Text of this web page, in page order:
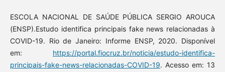
ESCOLA NACIONAL DE SAÚDE PÚBLICA SERGIO AROUCA
(ENSP).Estudo identifica principais fake news relacionadas à
COVID-19. Rio de Janeiro: Informe ENSP, 2020. Disponível
em: https://portal.fiocruz.br/noticia/estudo-identifica-
principais-fake-news-relacionadas-COVID-19. Acesso em: 13